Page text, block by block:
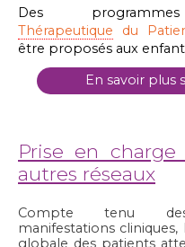
Des
Thérapeutique du
être proposés aux
En savoir plus
Prise en
autres réseaux
Compte tenu
manifestations
globale des patients